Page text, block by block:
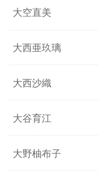
大空直美
大西亜玖璃
大西沙織
大谷育江
大野柚布子